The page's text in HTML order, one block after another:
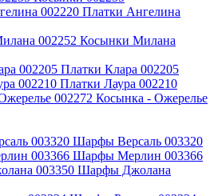
Платки Ангелина
Косынки Милана
Платки Клара 002205
Платки Лаура 002210
Косынка - Ожерелье
Шарфы Версаль 003320
Шарфы Мерлин 003366
Шарфы Джолана